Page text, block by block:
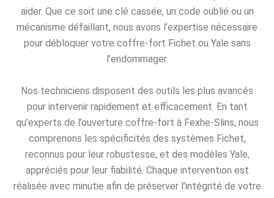
aider. Que ce soit une clé cassée, un code oublié ou un
mécanisme défaillant, nous avons l’expertise nécessaire
pour débloquer votre coffre-fort Fichet ou Yale sans
l’endommager.
Nos techniciens disposent des outils les plus avancés
pour intervenir rapidement et efficacement. En tant
qu’experts de l’ouverture coffre-fort à Fexhe-Slins, nous
comprenons les spécificités des systèmes Fichet,
reconnus pour leur robustesse, et des modèles Yale,
appréciés pour leur fiabilité. Chaque intervention est
réalisée avec minutie afin de préserver l’intégrité de votre